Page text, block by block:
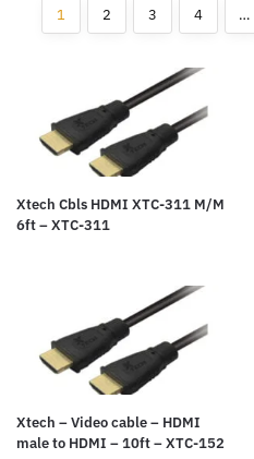
1 2 3 4 …
Xtech Cbls HDMI XTC-311 M/M
6ft – XTC-311
Xtech – Video cable – HDMI
male to HDMI – 10ft – XTC-152